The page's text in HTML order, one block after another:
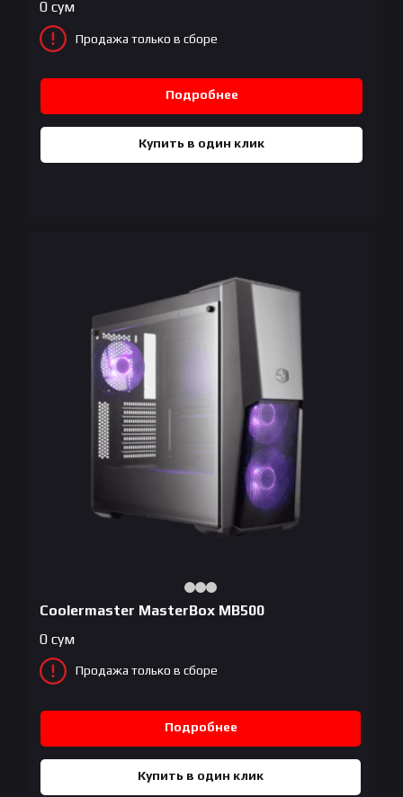
0 сум
Продажа только в сборе
Подробнее
Купить в один клик
Coolermaster MasterBox MB500
0 сум
Продажа только в сборе
Подробнее
Купить в один клик